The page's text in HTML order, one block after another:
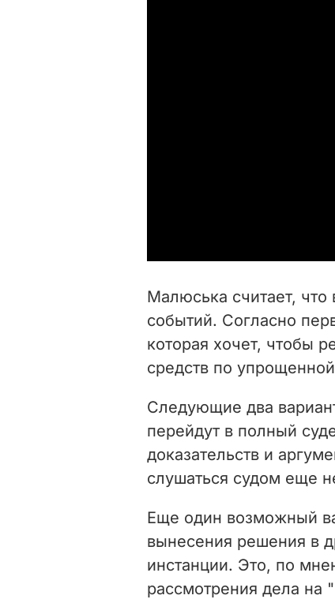
Малюська считает, что
событий. Согласно
которая хочет, чтобы
средств по
Следующие два
перейдут в полный
доказательств и
слушаться судом еще
Еще один возможный
вынесения решения в
инстанции. Это, по
рассмотрения дела на